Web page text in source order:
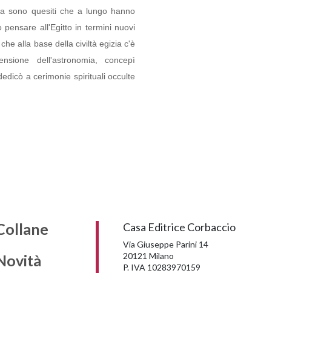
sono quesiti che a lungo hanno
all'Egitto in termini nuovi
alla base della civiltà egizia c'è
dell'astronomia, concepì
a cerimonie spirituali occulte
Casa Editrice Corbaccio
Via Giuseppe Parini 14
20121 Milano
P. IVA 10283970159